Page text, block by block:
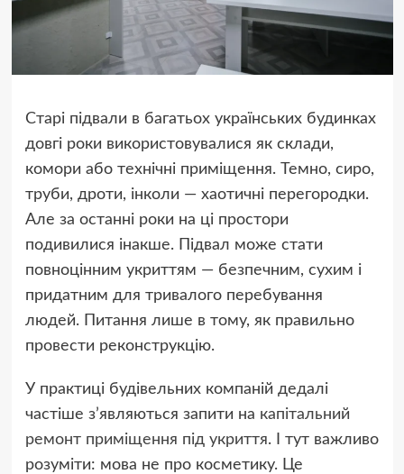
Старі підвали в багатьох українських будинках
довгі роки використовувалися як склади,
комори або технічні приміщення. Темно, сиро,
труби, дроти, інколи — хаотичні перегородки.
Але за останні роки на ці простори
подивилися інакше. Підвал може стати
повноцінним укриттям — безпечним, сухим і
придатним для тривалого перебування
людей. Питання лише в тому, як правильно
провести реконструкцію.
У практиці будівельних компаній дедалі
частіше з’являються запити на капітальний
ремонт приміщення під укриття. І тут важливо
розуміти: мова не про косметику. Це